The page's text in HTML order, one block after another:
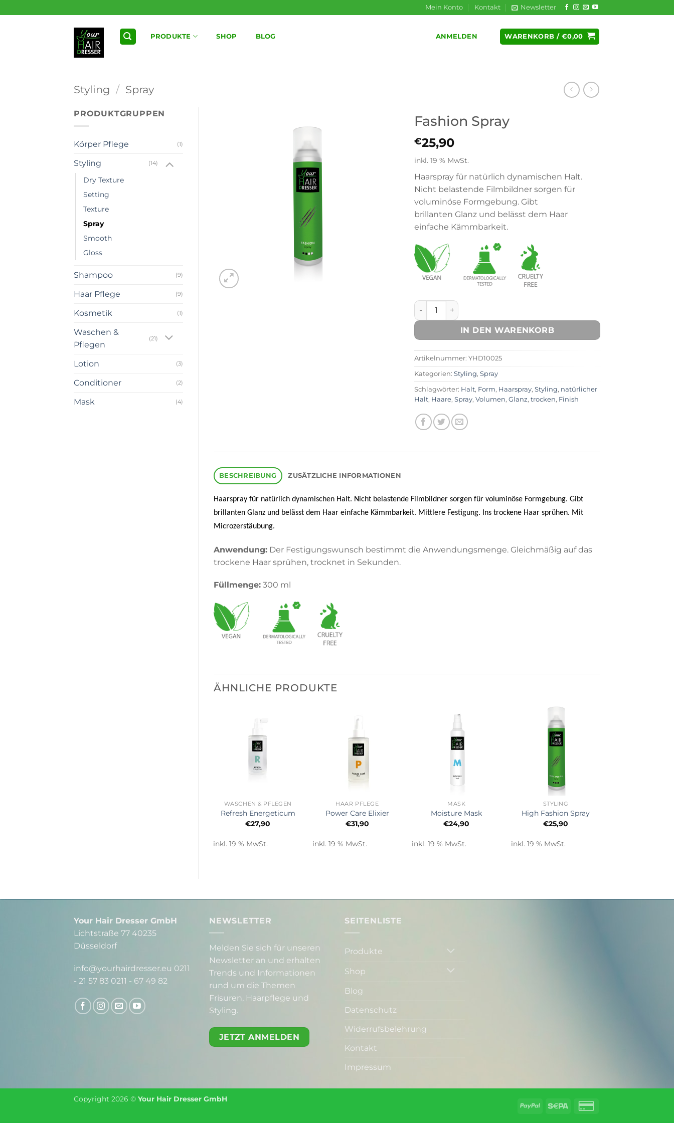
Inhalt
Mein Konto Kontakt Newsletter
PRODUKTE SHOP BLOG ANMELDEN WARENKORB / €0,00
Styling / Spray
PRODUKTGRUPPEN
Körper Pflege (1)
Styling (14)
Dry Texture
Setting
Texture
Spray
Smooth
Gloss
Shampoo (9)
Haar Pflege (9)
Kosmetik (1)
Waschen &
Pflegen
(21)
Lotion (3)
Conditioner (2)
Mask (4)
Fashion Spray
€25,90
inkl. 19 % MwSt.
Haarspray für natürlich dynamischen Halt.
Nicht belastende Filmbildner sorgen für
voluminöse Formgebung. Gibt
brillanten Glanz und belässt dem Haar
einfache Kämmbarkeit.
Fashion Spray Menge
IN DEN WARENKORB
Artikelnummer:YHD10025
Kategorien:Styling,Spray
Schlagwörter: Halt, Form, Haarspray,Styling, natürlicher
Halt, Haare,Spray,Volumen,Glanz,trocken, Finish
BESCHREIBUNG ZUSÄTZLICHE INFORMATIONEN
Haarspray für natürlich dynamischen Halt. Nicht belastende Filmbildner sorgen für voluminöse Formgebung. Gibt
brillanten Glanz und belässt dem Haar einfache Kämmbarkeit. Mittlere Festigung. Ins trockene Haar sprühen. Mit
Microzerstäubung.
Anwendung:Der Festigungswunsch bestimmt die Anwendungsmenge. Gleichmäßig auf das
trockene Haar sprühen, trocknet in Sekunden.
Füllmenge:300 ml
ÄHNLICHE PRODUKTE
WASCHEN & PFLEGEN
Refresh Energeticum
€27,90
inkl. 19 % MwSt.
HAAR PFLEGE
Power Care Elixier
€31,90
inkl. 19 % MwSt.
MASK
Moisture Mask
€24,90
inkl. 19 % MwSt.
STYLING
High Fashion Spray
€25,90
inkl. 19 % MwSt.
Your Hair Dresser GmbH
Lichtstraße 77 40235
Düsseldorf
info@yourhairdresser.eu 0211
- 21 57 83 0211 - 67 49 82
NEWSLETTER
Melden Sie sich für unseren
Newsletter an und erhalten
Trends und Informationen
rund um die Themen
Frisuren, Haarpflege und
Styling.
JETZT ANMELDEN
SEITENLISTE
Produkte
Shop
Blog
Datenschutz
Widerrufsbelehrung
Kontakt
Impressum
PayPal Sepa
Copyright 2026 © Your Hair Dresser GmbH